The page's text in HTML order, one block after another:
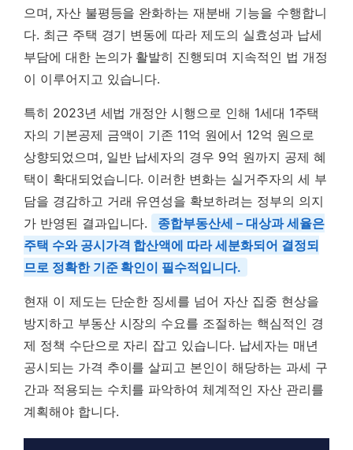
으며, 자산 불평등을 완화하는 재분배 기능을 수행합니
다. 최근 주택 경기 변동에 따라 제도의 실효성과 납세
부담에 대한 논의가 활발히 진행되며 지속적인 법 개정
이 이루어지고 있습니다.
특히 2023년 세법 개정안 시행으로 인해 1세대 1주택
자의 기본공제 금액이 기존 11억 원에서 12억 원으로
상향되었으며, 일반 납세자의 경우 9억 원까지 공제 혜
택이 확대되었습니다. 이러한 변화는 실거주자의 세 부
담을 경감하고 거래 유연성을 확보하려는 정부의 의지
가 반영된 결과입니다.
종합부동산세 – 대상과 세율은
주택 수와 공시가격 합산액에 따라 세분화되어 결정되
므로 정확한 기준 확인이 필수적입니다.
현재 이 제도는 단순한 징세를 넘어 자산 집중 현상을
방지하고 부동산 시장의 수요를 조절하는 핵심적인 경
제 정책 수단으로 자리 잡고 있습니다. 납세자는 매년
공시되는 가격 추이를 살피고 본인이 해당하는 과세 구
간과 적용되는 수치를 파악하여 체계적인 자산 관리를
계획해야 합니다.